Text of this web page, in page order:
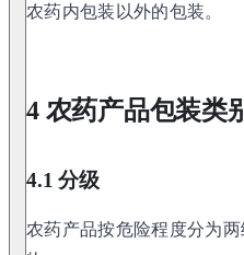
农药内包装以外的包装。
4 农药产品包装类
4.1 分级
农药产品按危险程度分为